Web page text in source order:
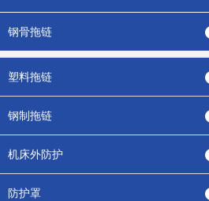
钢骨拖链
塑料拖链
钢制拖链
机床外防护
防护罩